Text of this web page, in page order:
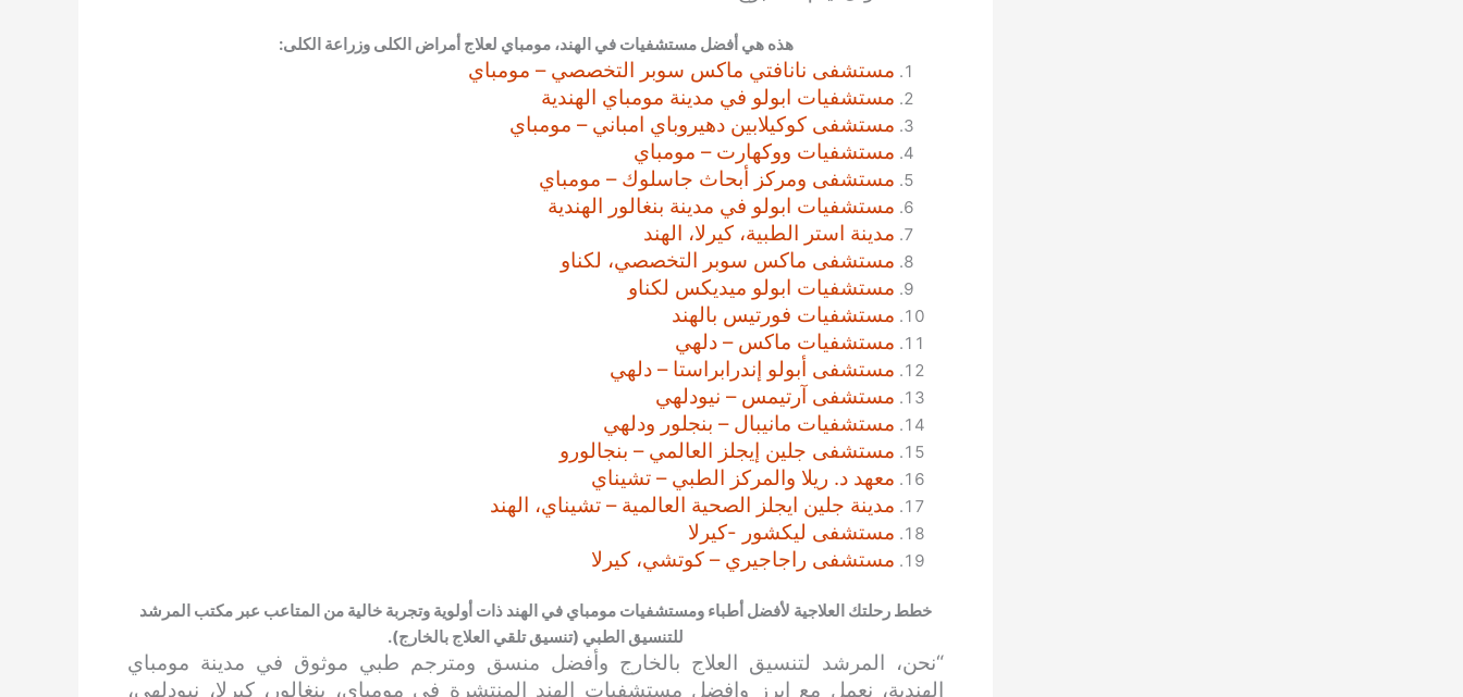
هذه هي أفضل مستشفيات في الهند، مومباي لعلاج أمراض الكلى وزراعة الكلى:
مستشفى نانافتي ماكس سوبر التخصصي – مومباي
مستشفيات ابولو في مدينة مومباي الهندية
مستشفى كوكيلابين دهيروباي امباني – مومباي
مستشفيات ووكهارت – مومباي
مستشفى ومركز أبحاث جاسلوك – مومباي
مستشفيات ابولو في مدينة بنغالور الهندية
مدينة استر الطبية، كيرلا، الهند
مستشفى ماكس سوبر التخصصي، لكناو
مستشفيات ابولو ميديكس لكناو
مستشفيات فورتيس بالهند
مستشفيات ماكس – دلهي
مستشفى أبولو إندرابراستا – دلهي
مستشفى آرتيمس – نيودلهي
مستشفيات مانيبال – بنجلور ودلهي
مستشفى جلين إيجلز العالمي – بنجالورو
معهد د. ريلا والمركز الطبي – تشيناي
مدينة جلين ايجلز الصحية العالمية – تشيناي، الهند
مستشفى ليكشور -كيرلا
مستشفى راجاجيري – كوتشي، كيرلا
خطط رحلتك العلاجية لأفضل أطباء ومستشفيات مومباي في الهند ذات أولوية وتجربة خالية من المتاعب عبر مكتب المرشد
للتنسيق الطبي (تنسيق تلقي العلاج بالخارج).
“نحن، المرشد لتنسيق العلاج بالخارج وأفضل منسق ومترجم طبي موثوق في مدينة مومباي
الهندية، نعمل مع ابرز وافضل مستشفيات الهند المنتشرة في مومباي، بنغالور، كيرلا، نيودلهي،